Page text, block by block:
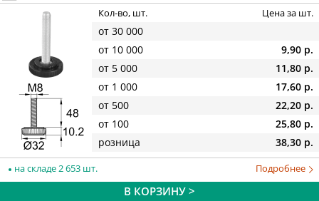
Кол-во, шт. Цена за шт.
от 30 000
от 10 000
9,90 р.
от 5 000
11,80 р.
от 1 000
17,60 р.
от 500
22,20 р.
от 100
25,80 р.
розница
38,30 р.
на складе 2 653 шт. Подробнее
В КОРЗИНУ >